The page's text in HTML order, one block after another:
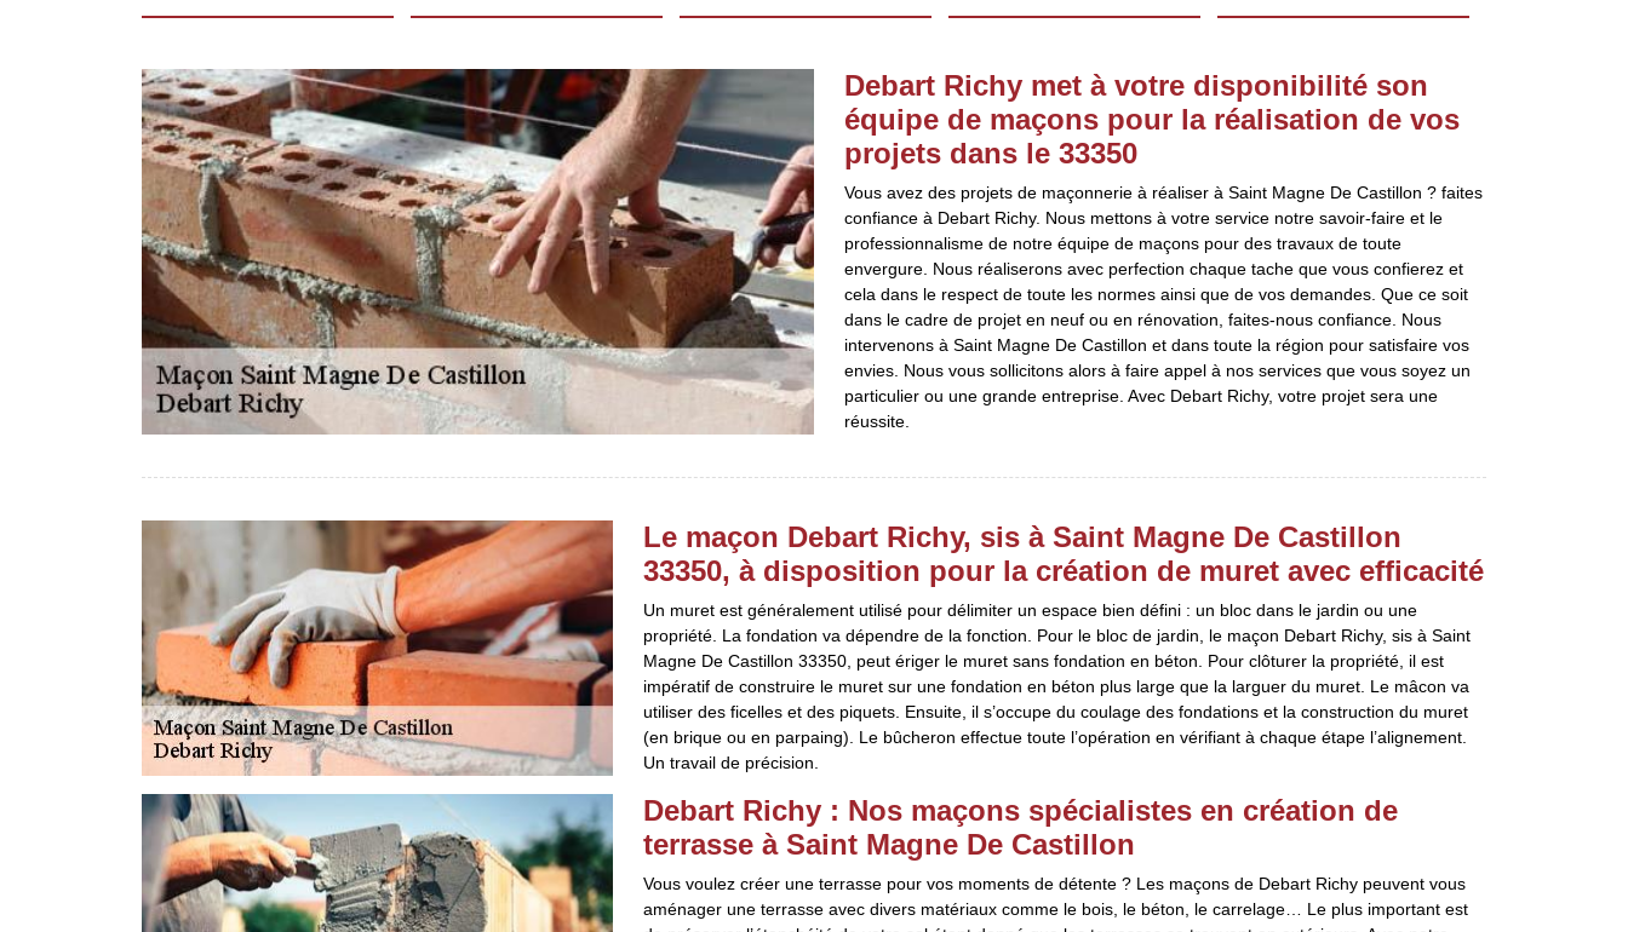
Debart Richy met à votre disponibilité son
équipe de maçons pour la réalisation de vos
projets dans le 33350
Vous avez des projets de maçonnerie à réaliser à Saint Magne De Castillon ? faites
confiance à Debart Richy. Nous mettons à votre service notre savoir-faire et le
professionnalisme de notre équipe de maçons pour des travaux de toute
envergure. Nous réaliserons avec perfection chaque tache que vous confierez et
cela dans le respect de toute les normes ainsi que de vos demandes. Que ce soit
dans le cadre de projet en neuf ou en rénovation, faites-nous confiance. Nous
intervenons à Saint Magne De Castillon et dans toute la région pour satisfaire vos
envies. Nous vous sollicitons alors à faire appel à nos services que vous soyez un
particulier ou une grande entreprise. Avec Debart Richy, votre projet sera une
réussite.
Le maçon Debart Richy, sis à Saint Magne De Castillon
33350, à disposition pour la création de muret avec efficacité
Un muret est généralement utilisé pour délimiter un espace bien défini : un bloc dans le jardin ou une
propriété. La fondation va dépendre de la fonction. Pour le bloc de jardin, le maçon Debart Richy, sis à Saint
Magne De Castillon 33350, peut ériger le muret sans fondation en béton. Pour clôturer la propriété, il est
impératif de construire le muret sur une fondation en béton plus large que la larguer du muret. Le mâcon va
utiliser des ficelles et des piquets. Ensuite, il s’occupe du coulage des fondations et la construction du muret
(en brique ou en parpaing). Le bûcheron effectue toute l’opération en vérifiant à chaque étape l’alignement.
Un travail de précision.
Debart Richy : Nos maçons spécialistes en création de
terrasse à Saint Magne De Castillon
Vous voulez créer une terrasse pour vos moments de détente ? Les maçons de Debart Richy peuvent vous
aménager une terrasse avec divers matériaux comme le bois, le béton, le carrelage… Le plus important est